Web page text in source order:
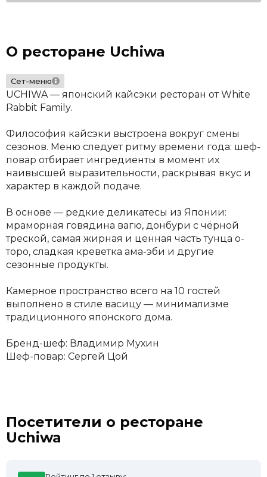
О ресторане Uchiwa
Сет-меню
UCHIWA — японский кайсэки ресторан от White
Rabbit Family.
Философия кайсэки выстроена вокруг смены
сезонов. Меню следует ритму времени года: шеф-
повар отбирает ингредиенты в момент их
наивысшей выразительности, раскрывая вкус и
характер в каждой подаче.
В основе — редкие деликатесы из Японии:
мраморная говядина вагю, донбури с чёрной
треской, самая жирная и ценная часть тунца о-
торо, сладкая креветка ама-эби и другие
сезонные продукты.
Камерное пространство всего на 10 гостей
выполнено в стиле васицу — минимализме
традиционного японского дома.
Бренд-шеф: Владимир Мухин
Шеф-повар: Сергей Цой
Посетители о ресторане
Uchiwa